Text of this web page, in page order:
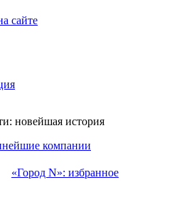
сайте
новейшая история
компании
«Город N»: избранное